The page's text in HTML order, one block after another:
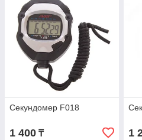
Секундомер F018
1 400 ₸ 1